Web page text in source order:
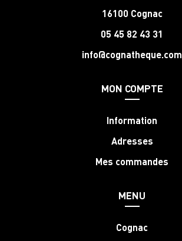
16100 Cognac
05 45 82 43 31
info@cognatheque.com
MON COMPTE
Information
Adresses
Mes commandes
MENU
Cognac